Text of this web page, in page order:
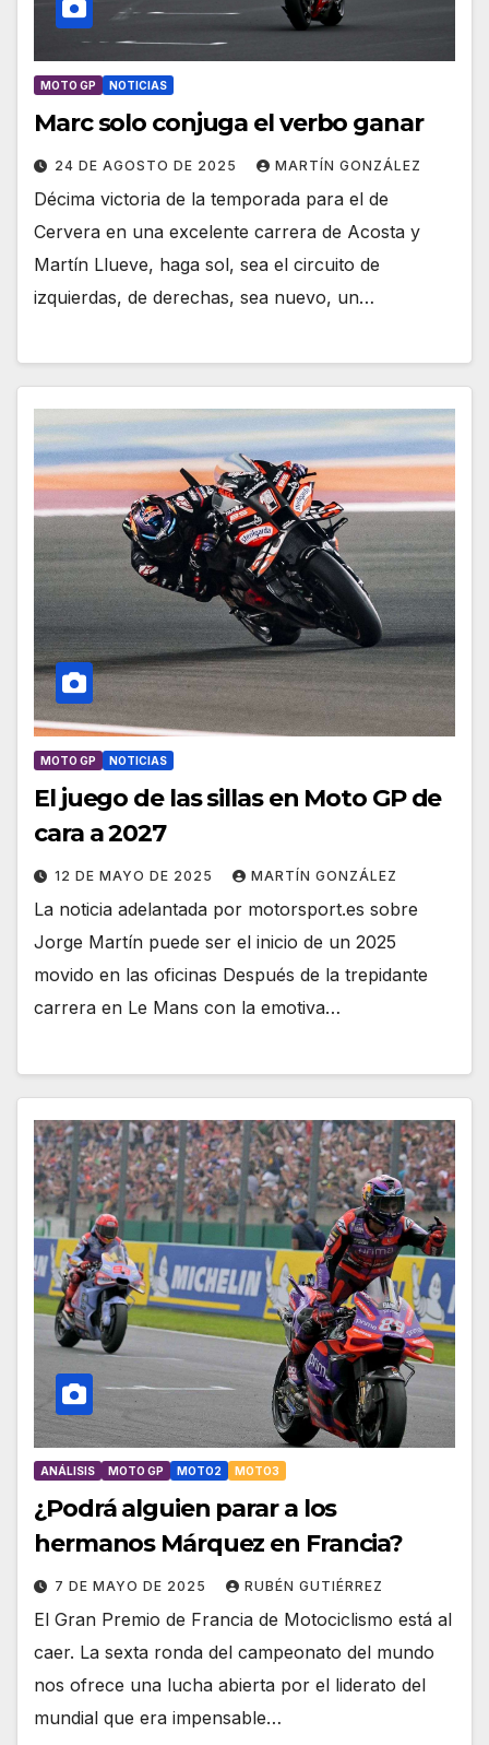
MOTO GP NOTICIAS
Marc solo conjuga el verbo ganar
24 DE AGOSTO DE 2025 MARTÍN GONZÁLEZ
Décima victoria de la temporada para el de
Cervera en una excelente carrera de Acosta y
Martín Llueve, haga sol, sea el circuito de
izquierdas, de derechas, sea nuevo, un…
MOTO GP NOTICIAS
El juego de las sillas en Moto GP de
cara a 2027
12 DE MAYO DE 2025 MARTÍN GONZÁLEZ
La noticia adelantada por motorsport.es sobre
Jorge Martín puede ser el inicio de un 2025
movido en las oficinas Después de la trepidante
carrera en Le Mans con la emotiva…
ANÁLISIS MOTO GP MOTO2 MOTO3
¿Podrá alguien parar a los
hermanos Márquez en Francia?
7 DE MAYO DE 2025 RUBÉN GUTIÉRREZ
El Gran Premio de Francia de Motociclismo está al
caer. La sexta ronda del campeonato del mundo
nos ofrece una lucha abierta por el liderato del
mundial que era impensable…